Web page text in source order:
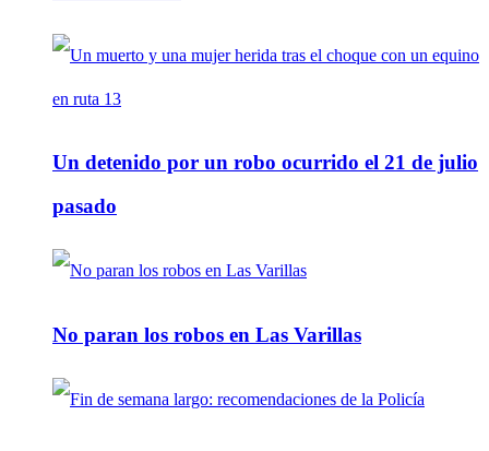
Un detenido por un robo ocurrido el 21 de julio
pasado
No paran los robos en Las Varillas